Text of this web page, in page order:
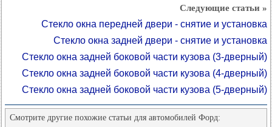
Следующие статьи »
Стекло окна передней двери - снятие и установка
Стекло окна задней двери - снятие и установка
Стекло окна задней боковой части кузова (3-дверный)
Стекло окна задней боковой части кузова (4-дверный)
Стекло окна задней боковой части кузова (5-дверный)
Смотрите другие похожие статьи для автомобилей Форд: